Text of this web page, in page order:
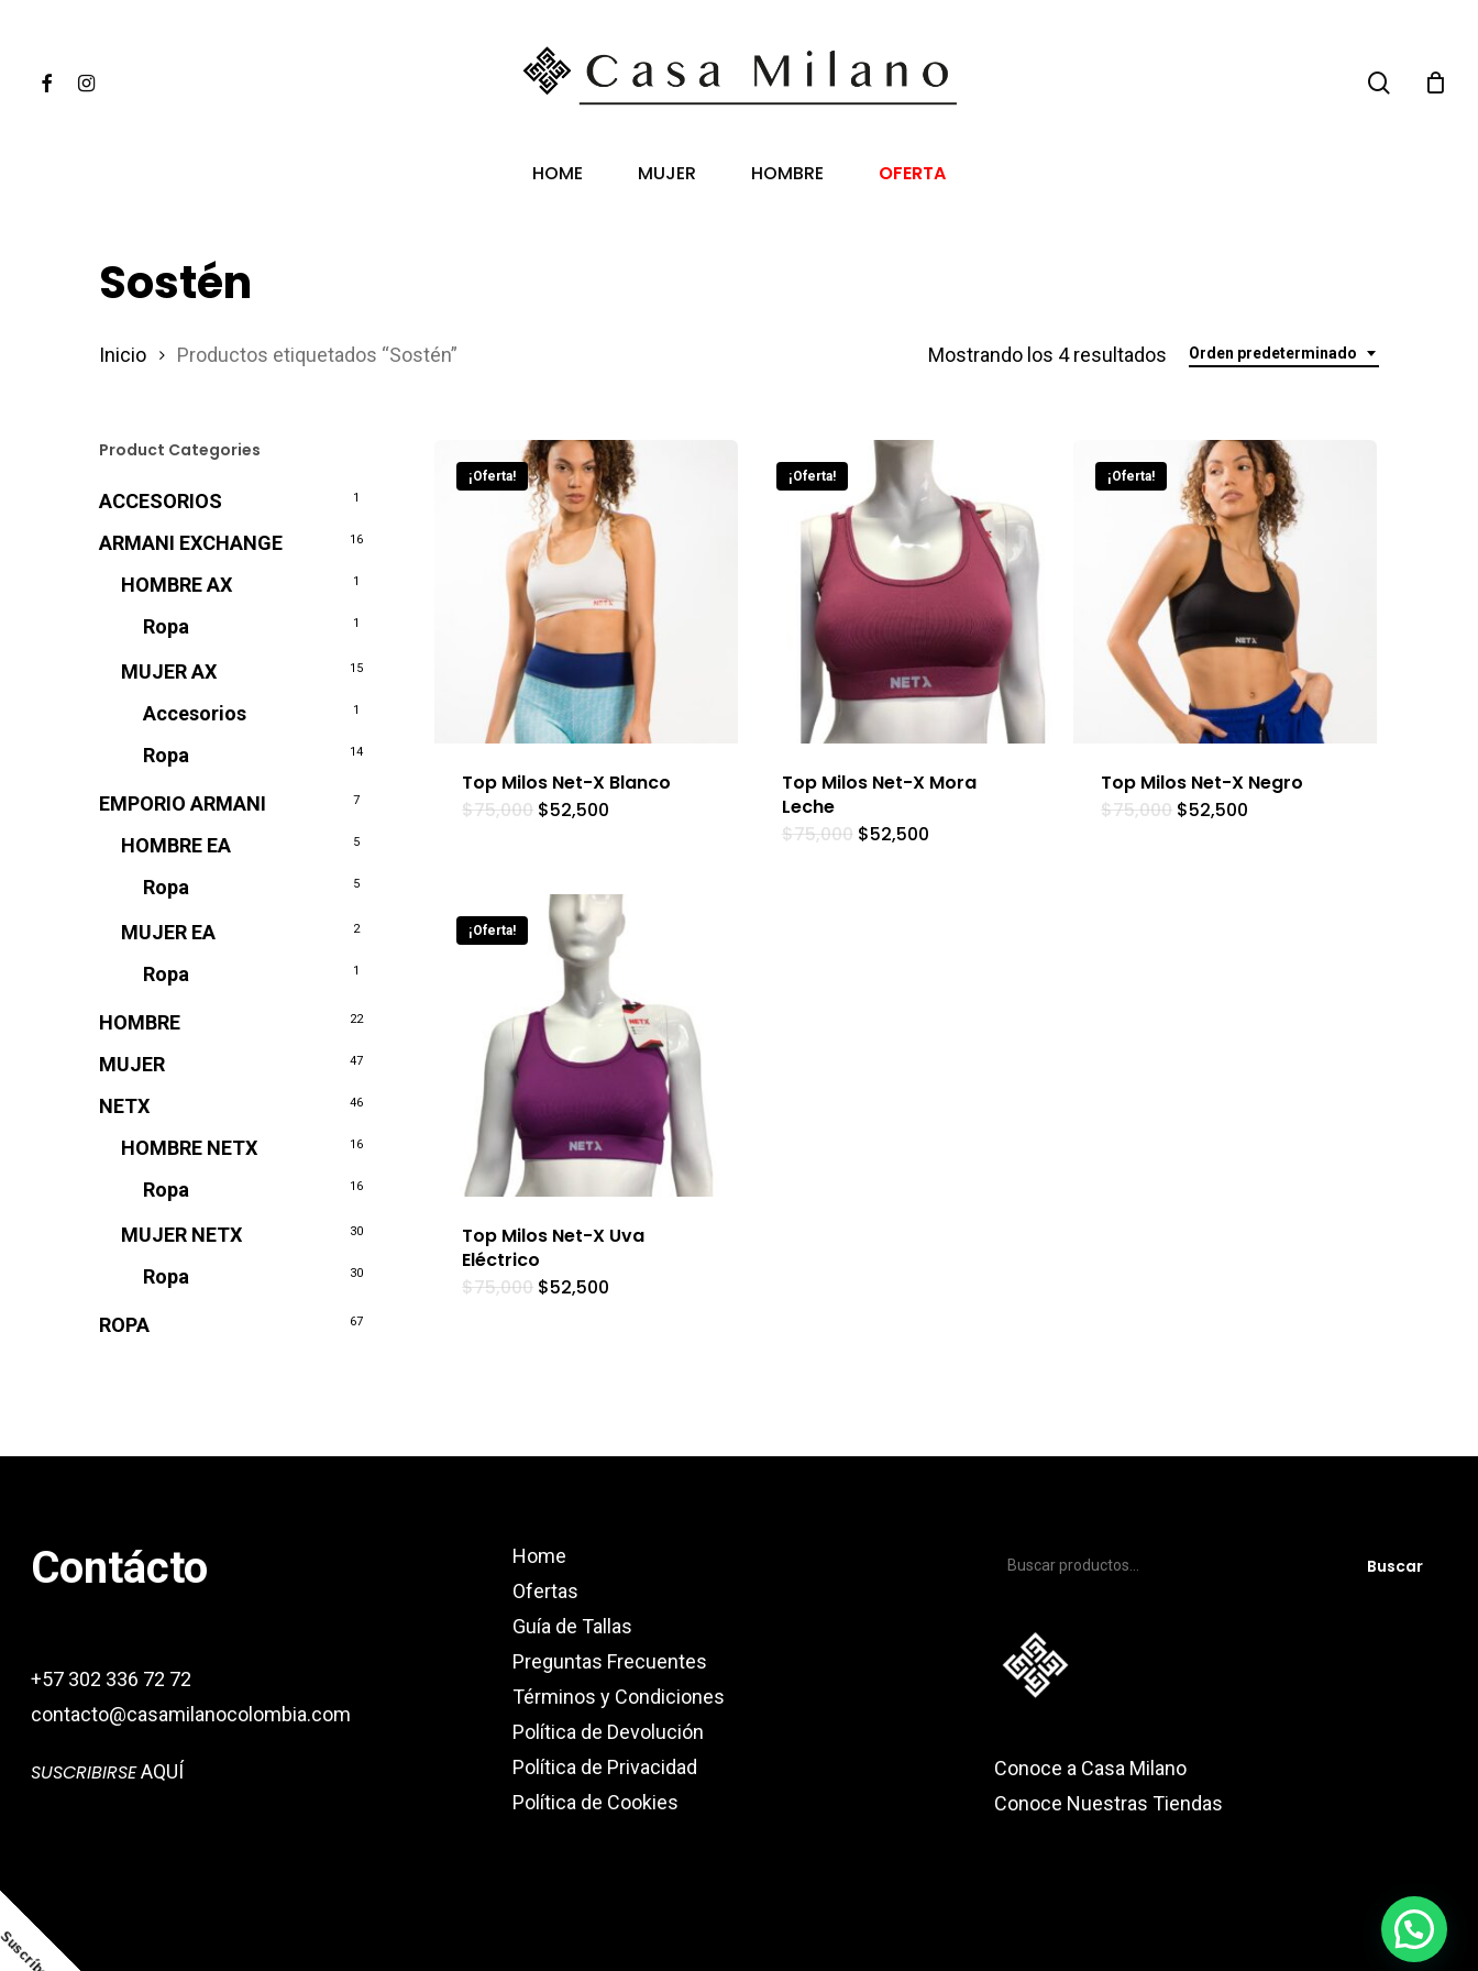
FacebookInstagram
HOME MUJER HOMBRE OFERTA
Sostén
Orden predeterminado
Mostrando los 4 resultados
Inicio Productos etiquetados “Sostén”
Product Categories
ACCESORIOS 1
ARMANI EXCHANGE 16
HOMBRE AX 1
Ropa 1
MUJER AX 15
Accesorios 1
Ropa 14
EMPORIO ARMANI 7
HOMBRE EA 5
Ropa 5
MUJER EA 2
Ropa 1
HOMBRE 22
MUJER 47
NETX 46
HOMBRE NETX 16
Ropa 16
MUJER NETX 30
Ropa 30
ROPA 67
¡Oferta!
Top Milos Net-X Blanco
$75,000 $52,500
¡Oferta!
Top Milos Net-X Mora
Leche
$75,000 $52,500
¡Oferta!
Top Milos Net-X Negro
$75,000 $52,500
¡Oferta!
Top Milos Net-X Uva
Eléctrico
$75,000 $52,500
Contácto
+57 302 336 72 72
contacto@casamilanocolombia.com
SUSCRIBIRSEAQUÍ
Home
Ofertas
Guía de Tallas
Preguntas Frecuentes
Términos y Condiciones
Política de Devolución
Política de Privacidad
Política de Cookies
Buscar
Buscar
Conoce a Casa Milano
Conoce Nuestras Tiendas